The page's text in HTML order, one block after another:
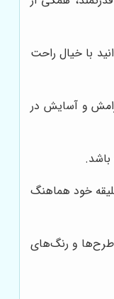
با خیال راحت
و آسایش در
خود هماهنگ
طرح‌ها و رنگ‌های